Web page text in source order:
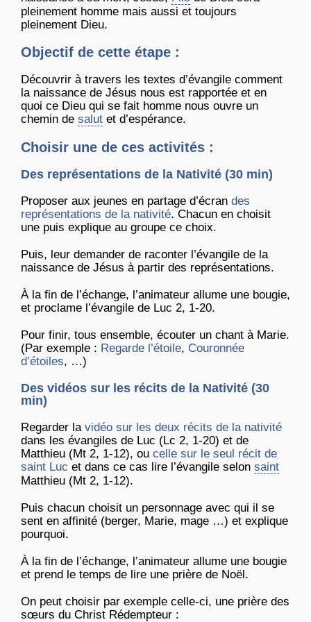
pleinement homme mais aussi et toujours
pleinement Dieu.
Objectif de cette étape :
Découvrir à travers les textes d’évangile comment
la naissance de Jésus nous est rapportée et en
quoi ce Dieu qui se fait homme nous ouvre un
chemin de salut et d’espérance.
Choisir une de ces activités :
Des représentations de la Nativité (30 min)
Proposer aux jeunes en partage d’écran des
représentations de la nativité. Chacun en choisit
une puis explique au groupe ce choix.
Puis, leur demander de raconter l’évangile de la
naissance de Jésus à partir des représentations.
À la fin de l’échange, l’animateur allume une bougie,
et proclame l’évangile de Luc 2, 1-20.
Pour finir, tous ensemble, écouter un chant à Marie.
(Par exemple : Regarde l’étoile, Couronnée
d’étoiles, …)
Des vidéos sur les récits de la Nativité (30
min)
Regarder la vidéo sur les deux récits de la nativité
dans les évangiles de Luc (Lc 2, 1-20) et de
Matthieu (Mt 2, 1-12), ou celle sur le seul récit de
saint Luc et dans ce cas lire l’évangile selon saint
Matthieu (Mt 2, 1-12).
Puis chacun choisit un personnage avec qui il se
sent en affinité (berger, Marie, mage …) et explique
pourquoi.
À la fin de l’échange, l’animateur allume une bougie
et prend le temps de lire une prière de Noël.
On peut choisir par exemple celle-ci, une prière des
sœurs du Christ Rédempteur :